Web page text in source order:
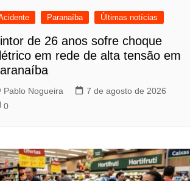
Paranaíba Últimas notícias
de 26 anos sofre choque
em rede de alta tensão em
Pablo Nogueira
7 de agosto de 2026
0